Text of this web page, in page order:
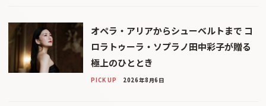
オペラ・アリアからシューベルトまで コ
ロラトゥーラ・ソプラノ田中彩子が贈る
極上のひととき
PICK UP 2026年8月6日